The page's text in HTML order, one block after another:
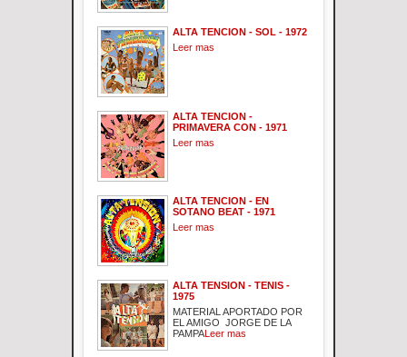
ALTA TENCION - SOL - 1972
Leer mas
ALTA TENCION -
PRIMAVERA CON - 1971
Leer mas
ALTA TENCION - EN
SOTANO BEAT - 1971
Leer mas
ALTA TENSION - TENIS -
1975
MATERIAL APORTADO POR
EL AMIGO JORGE DE LA
PAMPALeer mas